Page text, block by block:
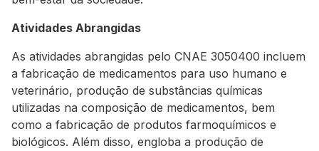
Atividades Abrangidas
As atividades abrangidas pelo CNAE 3050400 incluem
a fabricação de medicamentos para uso humano e
veterinário, produção de substâncias químicas
utilizadas na composição de medicamentos, bem
como a fabricação de produtos farmoquímicos e
biológicos. Além disso, engloba a produção de